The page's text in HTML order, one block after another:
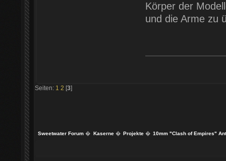
Körper der
und die Arme zu
Seiten: 1 2 [3]
Sweetwater Forum � Kaserne� Projekte� 10mm "Clash of Empires"